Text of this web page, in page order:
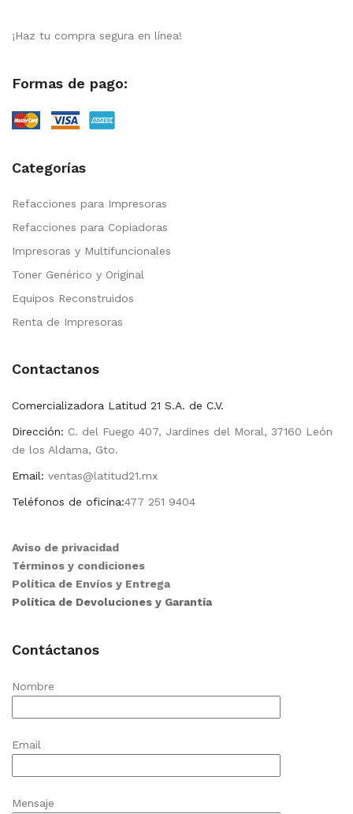
¡Haz tu compra segura en línea!
Formas de pago:
Categorías
Refacciones para Impresoras
Refacciones para Copiadoras
Impresoras y Multifuncionales
Toner Genérico y Original
Equipos Reconstruidos
Renta de Impresoras
Contactanos
Comercializadora Latitud 21 S.A. de C.V.
Dirección: C. del Fuego 407, Jardines del Moral, 37160 León
de los Aldama, Gto.
Email: ventas@latitud21.mx
Teléfonos de oficina:477 251 9404
Aviso de privacidad
Términos y condiciones
Política de Envíos y Entrega
Política de Devoluciones y Garantía
Contáctanos
Nombre
Email
Mensaje